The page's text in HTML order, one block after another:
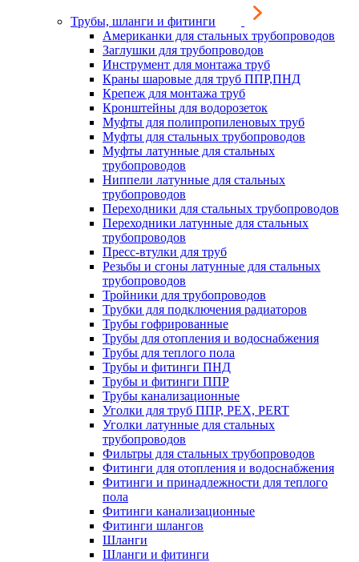
Трубы, шланги и фитинги
Американки для стальных трубопроводов
Заглушки для трубопроводов
Инструмент для монтажа труб
Краны шаровые для труб ППР,ПНД
Крепеж для монтажа труб
Кронштейны для водорозеток
Муфты для полипропиленовых труб
Муфты для стальных трубопроводов
Муфты латунные для стальных
трубопроводов
Ниппели латунные для стальных
трубопроводов
Переходники для стальных трубопроводов
Переходники латунные для стальных
трубопроводов
Пресс-втулки для труб
Резьбы и сгоны латунные для стальных
трубопроводов
Тройники для трубопроводов
Трубки для подключения радиаторов
Трубы гофрированные
Трубы для отопления и водоснабжения
Трубы для теплого пола
Трубы и фитинги ПНД
Трубы и фитинги ППР
Трубы канализационные
Уголки для труб ППР, PEX, PERT
Уголки латунные для стальных
трубопроводов
Фильтры для стальных трубопроводов
Фитинги для отопления и водоснабжения
Фитинги и принадлежности для теплого
пола
Фитинги канализационные
Фитинги шлангов
Шланги
Шланги и фитинги